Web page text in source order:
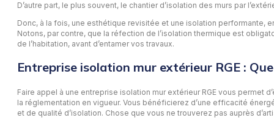
D’autre part, le plus souvent, le chantier d’isolation des murs par
Donc, à la fois, une esthétique revisitée et une isolation performante,
Notons, par contre, que la réfection de l’isolation thermique est
de l’habitation, avant d’entamer vos travaux.
Entreprise isolation mur extérieur RGE :
Faire appel à une entreprise isolation mur extérieur RGE vous
la réglementation en vigueur. Vous bénéficierez d’une efficacité
et de qualité d’isolation. Chose que vous ne trouverez pas auprès